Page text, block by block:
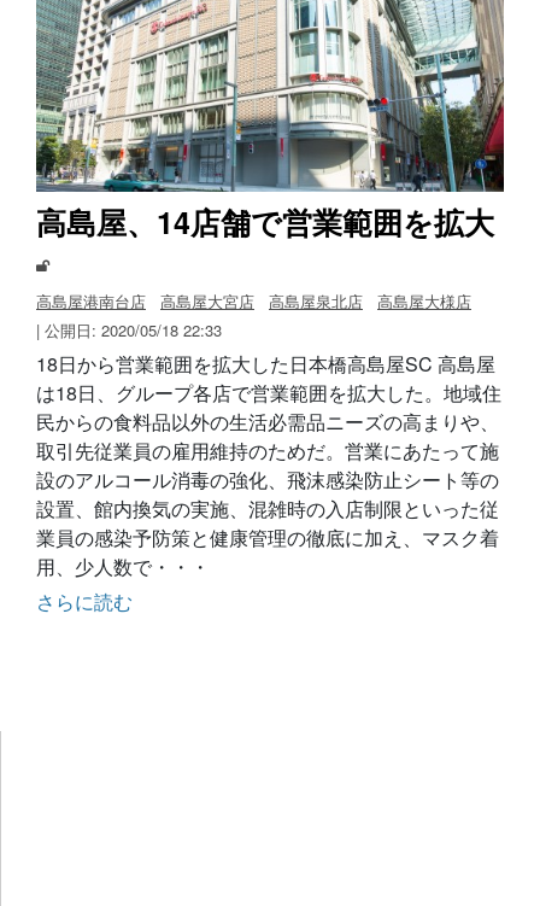
高島屋、14店舗で営業範囲を拡大
高島屋港南台店 高島屋大宮店 高島屋泉北店
高島屋大様店
| 公開日: 2020/05/18 22:33
18日から営業範囲を拡大した日本橋高島屋SC 高島屋
は18日、グループ各店で営業範囲を拡大した。地域住
民からの食料品以外の生活必需品ニーズの高まりや、
取引先従業員の雇用維持のためだ。営業にあたって施
設のアルコール消毒の強化、飛沫感染防止シート等の
設置、館内換気の実施、混雑時の入店制限といった従
業員の感染予防策と健康管理の徹底に加え、マスク着
用、少人数で・・・
さらに読む